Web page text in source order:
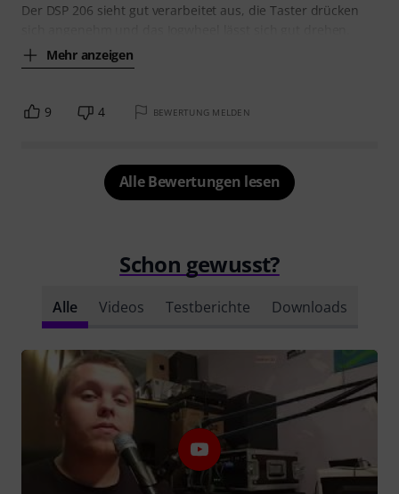
Der DSP 206 sieht gut verarbeitet aus, die Taster drücken
Mehr anzeigen
9 4 BEWERTUNG MELDEN
Alle Bewertungen lesen
Schon gewusst?
Alle Videos Testberichte Downloads